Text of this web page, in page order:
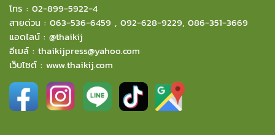
โทร : 02-899-5922-4
สายด่วน : 063-536-6459 , 092-628-9229, 086-351-3669
แอดไลน์ : @thaikij
อีเมล์ : thaikijpress@yahoo.com
เว็บไซต์ : www.thaikij.com